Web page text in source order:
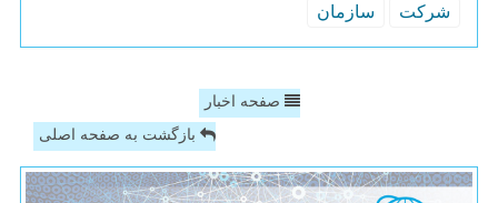
شركت
سازمان
صفحه اخبار
بازگشت به صفحه اصلی